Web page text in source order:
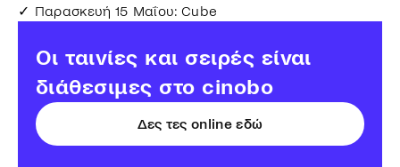
✓ Παρασκευή 15 Μαΐου: Cube
Οι ταινίες και σειρές είναι
διάθεσιμες στο cinobo
Δες τες online εδώ